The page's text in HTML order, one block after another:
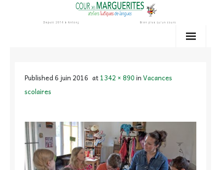
Published6 juin 2016 at 1342 × 890inVacances
scolaires